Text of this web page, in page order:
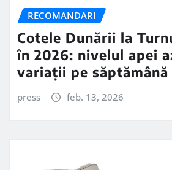
RECOMANDARI
Cotele Dunării la
în 2026: nivelul apei
variații pe săptămână
press feb. 13, 2026